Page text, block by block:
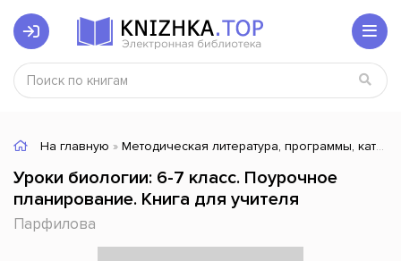
На главную » Методическая литература, программы, каталоги
Уроки биологии: 6-7 класс. Поурочное
планирование. Книга для учителя
Парфилова